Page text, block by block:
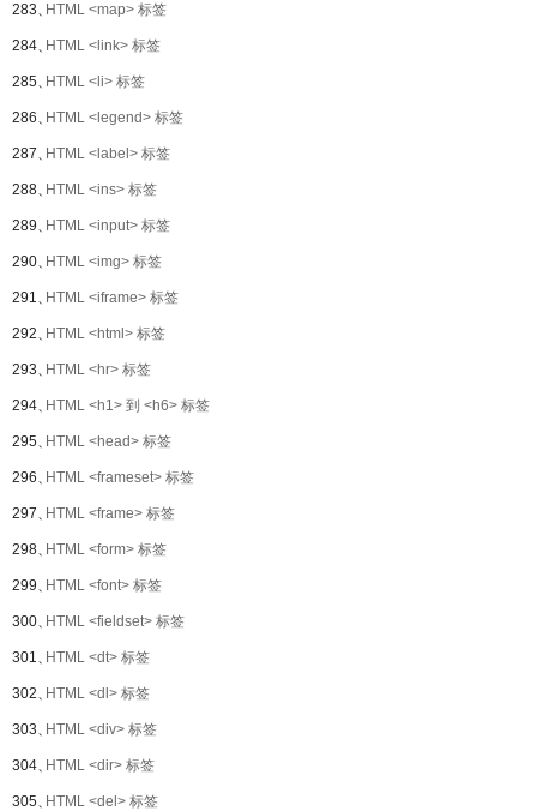
283、HTML <map> 标签
284、HTML <link> 标签
285、HTML <li> 标签
286、HTML <legend> 标签
287、HTML <label> 标签
288、HTML <ins> 标签
289、HTML <input> 标签
290、HTML <img> 标签
291、HTML <iframe> 标签
292、HTML <html> 标签
293、HTML <hr> 标签
294、HTML <h1> 到 <h6> 标签
295、HTML <head> 标签
296、HTML <frameset> 标签
297、HTML <frame> 标签
298、HTML <form> 标签
299、HTML <font> 标签
300、HTML <fieldset> 标签
301、HTML <dt> 标签
302、HTML <dl> 标签
303、HTML <div> 标签
304、HTML <dir> 标签
305、HTML <del> 标签